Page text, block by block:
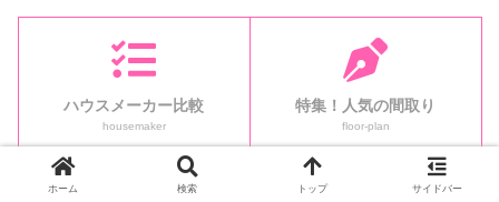
ハウスメーカー比較
housemaker
特集！人気の間取り
floor-plan
ホーム 検索 トップ サイドバー